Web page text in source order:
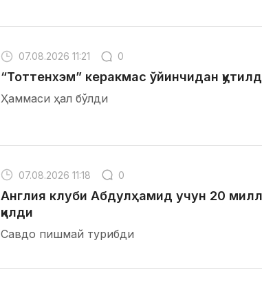
07.08.2026 11:21 0
“Тоттенхэм” керакмас ўйинчидан
Ҳаммаси ҳал бўлди
07.08.2026 11:18 0
Англия клуби Абдулҳамид учун 20
қилди
Савдо пишмай турибди